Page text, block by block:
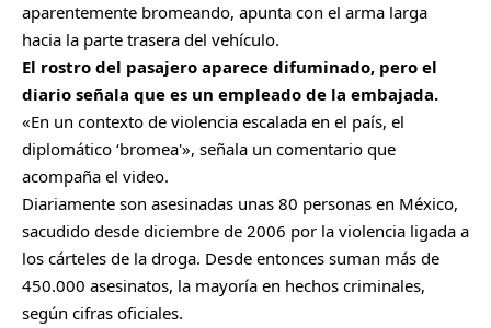
aparentemente bromeando, apunta con el arma larga
hacia la parte trasera del vehículo.
El rostro del pasajero aparece difuminado, pero el
diario señala que es un empleado de la embajada.
«En un contexto de violencia escalada en el país, el
diplomático ‘bromea'», señala un comentario que
acompaña el video.
Diariamente son asesinadas unas 80 personas en México,
sacudido desde diciembre de 2006 por la violencia ligada a
los cárteles de la droga. Desde entonces suman más de
450.000 asesinatos, la mayoría en hechos criminales,
según cifras oficiales.